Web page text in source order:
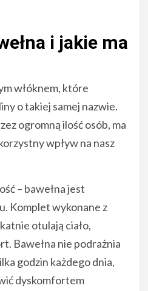
i jakie ma
włóknem, które
o takiej samej nazwie.
ogromną ilość osób, ma
wpływ na nasz
– bawełna jest
Komplet wykonane z
otulają ciało,
Bawełna nie podrażnia
godzin każdego dnia,
dyskomfortem